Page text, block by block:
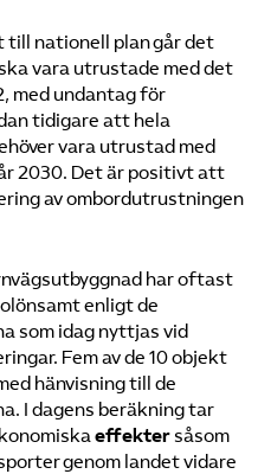
till nationell plan går det
vara utrustade med det
med undantag för
tidigare att hela
vara utrustad med
2030. Det är positivt att
av ombordutrustningen
har oftast
enligt de
som idag nyttjas vid
Fem av de 10 objekt
hänvisning till de
I dagens beräkning tar
effekter såsom
genom landet vidare